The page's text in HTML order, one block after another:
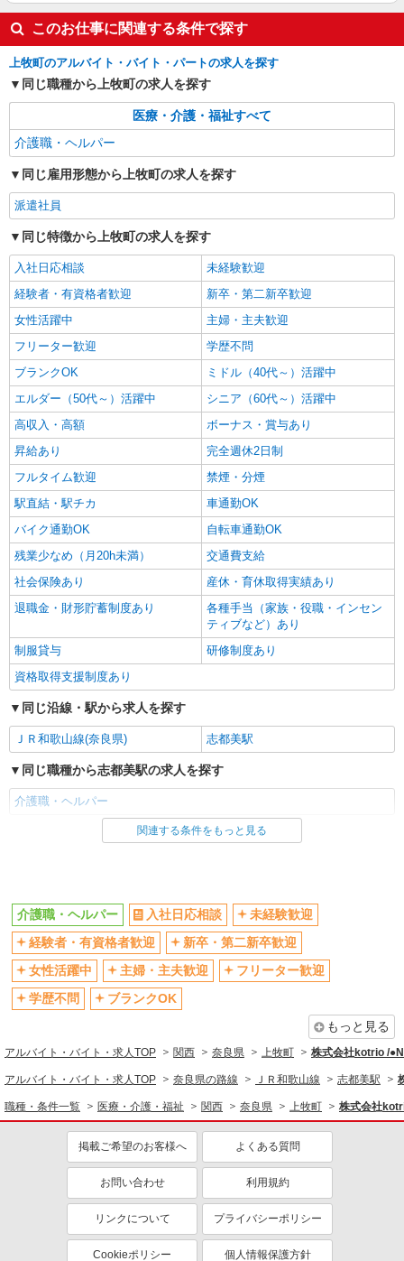
≪上牧町≫日勤のみ＆残業ナシ！お迎えに間に
合うデイサービス
通費全支給(ガソリン代含む)＞
北葛城郡上牧町
キープ 詳細を見る
派遣社員
株式会社kotrio /●NR-H-2010057
除など♪日払いOK
通費全支給(ガソリン代含む)＞
北葛城郡上牧町
キープ 詳細を見る
派遣社員
株式会社kotrio /●NR-H-2021568
上牧町＊グループホームSTAFF＊生活のサポ
ート業務を担当
時給1500円〜2125円 ＜日払い有/週払い有/交
通費全支給(ガソリン代含む)＞
北葛城郡上牧町
詳細を見る
このお仕事に関連する条件で探す
上牧町のアルバイト・バイト・パートの求人を探す
同じ職種から上牧町の求人を探す
医療・介護・福祉すべて
介護職・ヘルパー
同じ雇用形態から上牧町の求人を探す
派遣社員
同じ特徴から上牧町の求人を探す
入社日応相談
未経験歓迎
経験者・有資格者歓迎
新卒・第二新卒歓迎
女性活躍中
主婦・主夫歓迎
フリーター歓迎
学歴不問
ブランクOK
ミドル（40代～）活躍中
エルダー（50代～）活躍中
シニア（60代～）活躍中
高収入・高額
ボーナス・賞与あり
昇給あり
完全週休2日制
フルタイム歓迎
禁煙・分煙
駅直結・駅チカ
車通勤OK
バイク通勤OK
自転車通勤OK
残業少なめ（月20h未満）
交通費支給
社会保険あり
産休・育休取得実績あり
退職金・財形貯蓄制度あり
各種手当（家族・役職・インセン
ティブなど）あり
制服貸与
研修制度あり
資格取得支援制度あり
同じ沿線・駅から求人を探す
ＪＲ和歌山線(奈良県) 志都美駅
同じ職種から志都美駅の求人を探す
介護職・ヘルパー
同じ雇用形態から志都美駅の求人を探す
入社日応相談
未経験歓迎
経験者・有資格者歓迎
新卒・第二新卒歓迎
女性活躍中
主婦・主夫歓迎
フリーター歓迎
ミドル（40代～）活躍中
エルダー（50代～）活躍中
シニア（60代～）活躍中
高収入・高額
ボーナス・賞与あり
昇給あり
完全週休2日制
フルタイム歓迎
禁煙・分煙
駅直結・駅チカ
車通勤OK
自転車通勤OK
残業少なめ（月20h未満）
交通費支給
社会保険あり
産休・育休取得実績あり
関連する条件をもっと見る
介護職・ヘルパー 入社日応相談
未経験歓迎
経験者・有資格者歓迎
新卒・第二新卒歓迎
女性活躍中
主婦・主夫歓迎
フリーター歓迎
学歴不問
ブランクOK
もっと見る
アルバイト・バイト・求人TOP 関西 奈良県 上牧町 株式会社kotrio /
アルバイト・バイト・求人TOP 奈良県の路線 ＪＲ和歌山線 志都美駅
職種・条件一覧 医療・介護・福祉 関西 奈良県 上牧町 株式会社
掲載ご希望のお客様へ よくある質問
お問い合わせ 利用規約
リンクについて プライバシーポリシー
Cookieポリシー 個人情報保護方針